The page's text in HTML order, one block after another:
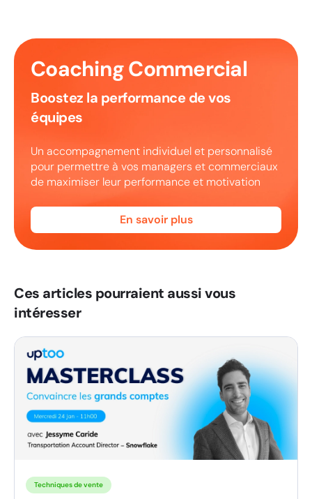
Coaching Commercial
Boostez la performance de vos
équipes
Un accompagnement individuel et personnalisé
pour permettre à vos managers et commerciaux
de maximiser leur performance et motivation
En savoir plus
Ces articles pourraient aussi vous
intéresser
Techniques de vente